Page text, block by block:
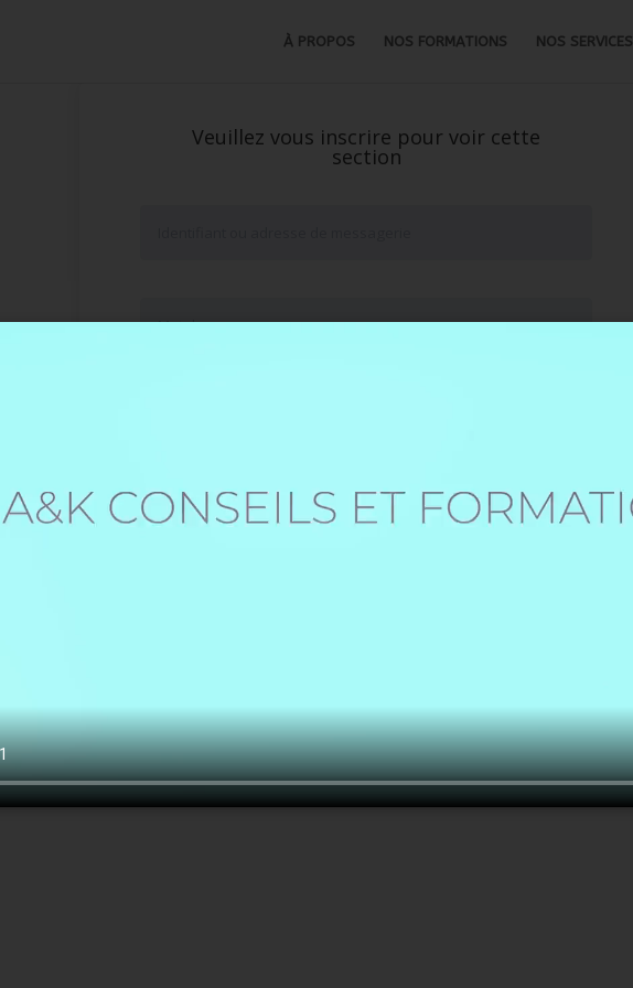
À PROPOS NOS FORMATIONS NOS SERVICES
Veuillez vous inscrire pour voir cette
section